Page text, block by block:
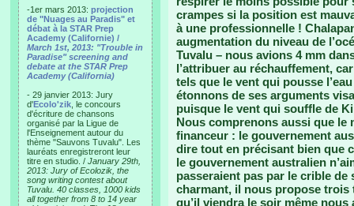
-1er mars 2013: projection
de "Nuages au Paradis" et
débat à la STAR Prep
Academy (Californie) /
March 1st, 2013: "Trouble in
Paradise" screening and
debate at the STAR Prep
Academy (California)
- 29 janvier 2013: Jury
d'Ecolo'zik , le concours
d'écriture de chansons
organisé par la Ligue de
l'Enseignement autour du
thème "Sauvons Tuvalu". Les
lauréats enregistreront leur
titre en studio. / January 29th,
2013: Jury of Ecolozik, the
song writing contest about
Tuvalu. 40 classes, 1000 kids
all together from 8 to 14 year
crampes si la position est
à une professionnelle !
augmentation du niveau de
Tuvalu – nous avions 4 mm
l’attribuer au réchauffement,
tels que le vent qui pousse
étonnons de ses arguments
puisque le vent qui souffle de
Nous comprenons aussi que
financeur : le gouvernement
dire tout en précisant bien que
le gouvernement australien
passeraient pas par le crible de
charmant, il nous propose trois
qu’il viendra le soir même